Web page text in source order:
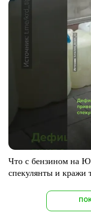
Что с бензином на
спекулянты и кражи